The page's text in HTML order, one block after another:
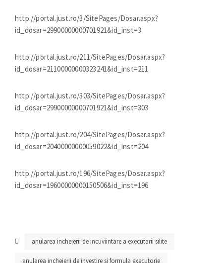
http://portal.just.ro/3/SitePages/Dosar.aspx?
id_dosar=29900000000701921&id_inst=3
http://portal.just.ro/211/SitePages/Dosar.aspx?
id_dosar=21100000000323241&id_inst=211
http://portal.just.ro/303/SitePages/Dosar.aspx?
id_dosar=29900000000701921&id_inst=303
http://portal.just.ro/204/SitePages/Dosar.aspx?
id_dosar=20400000000059022&id_inst=204
http://portal.just.ro/196/SitePages/Dosar.aspx?
id_dosar=19600000000150506&id_inst=196
anularea incheierii de incuviintare a executarii silite
anularea incheierii de investire si formula executorie